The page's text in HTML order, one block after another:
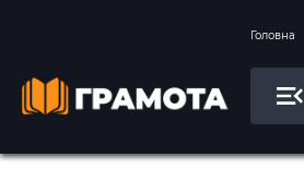
Головна
Вправи на зимові
Літо, пляж, плавання,
Картини за номерами